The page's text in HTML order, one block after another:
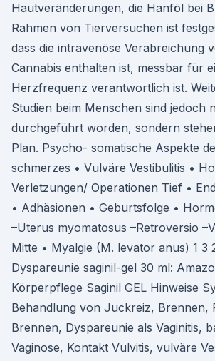
Hautveränderungen, die Hanföl bei
Rahmen von Tierversuchen ist
dass die intravenöse Verabreichung
Cannabis enthalten ist, messbar für
Herzfrequenz verantwortlich ist.
Studien beim Menschen sind jedoch
durchgeführt worden, sondern
Plan. Psycho- somatische Aspekte
schmerzes • Vulväre Vestibulitis •
Verletzungen/ Operationen Tief •
• Adhäsionen • Geburtsfolge •
–Uterus myomatosus –Retroversio
Mitte • Myalgie (M. levator anus) 1 3
Dyspareunie saginil-gel 30 ml:
Körperpflege Saginil GEL Hinweise
Behandlung von Juckreiz, Brennen,
Brennen, Dyspareunie als Vaginitis,
Vaginose, Kontakt Vulvitis, vulväre